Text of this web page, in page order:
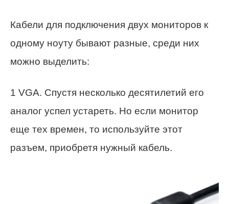
Кабели для подключения двух мониторов к
одному ноуту бывают разные, среди них
можно выделить:
1 VGA. Спустя несколько десятилетий его
аналог успел устареть. Но если монитор
еще тех времен, то используйте этот
разъем, приобретя нужный кабель.